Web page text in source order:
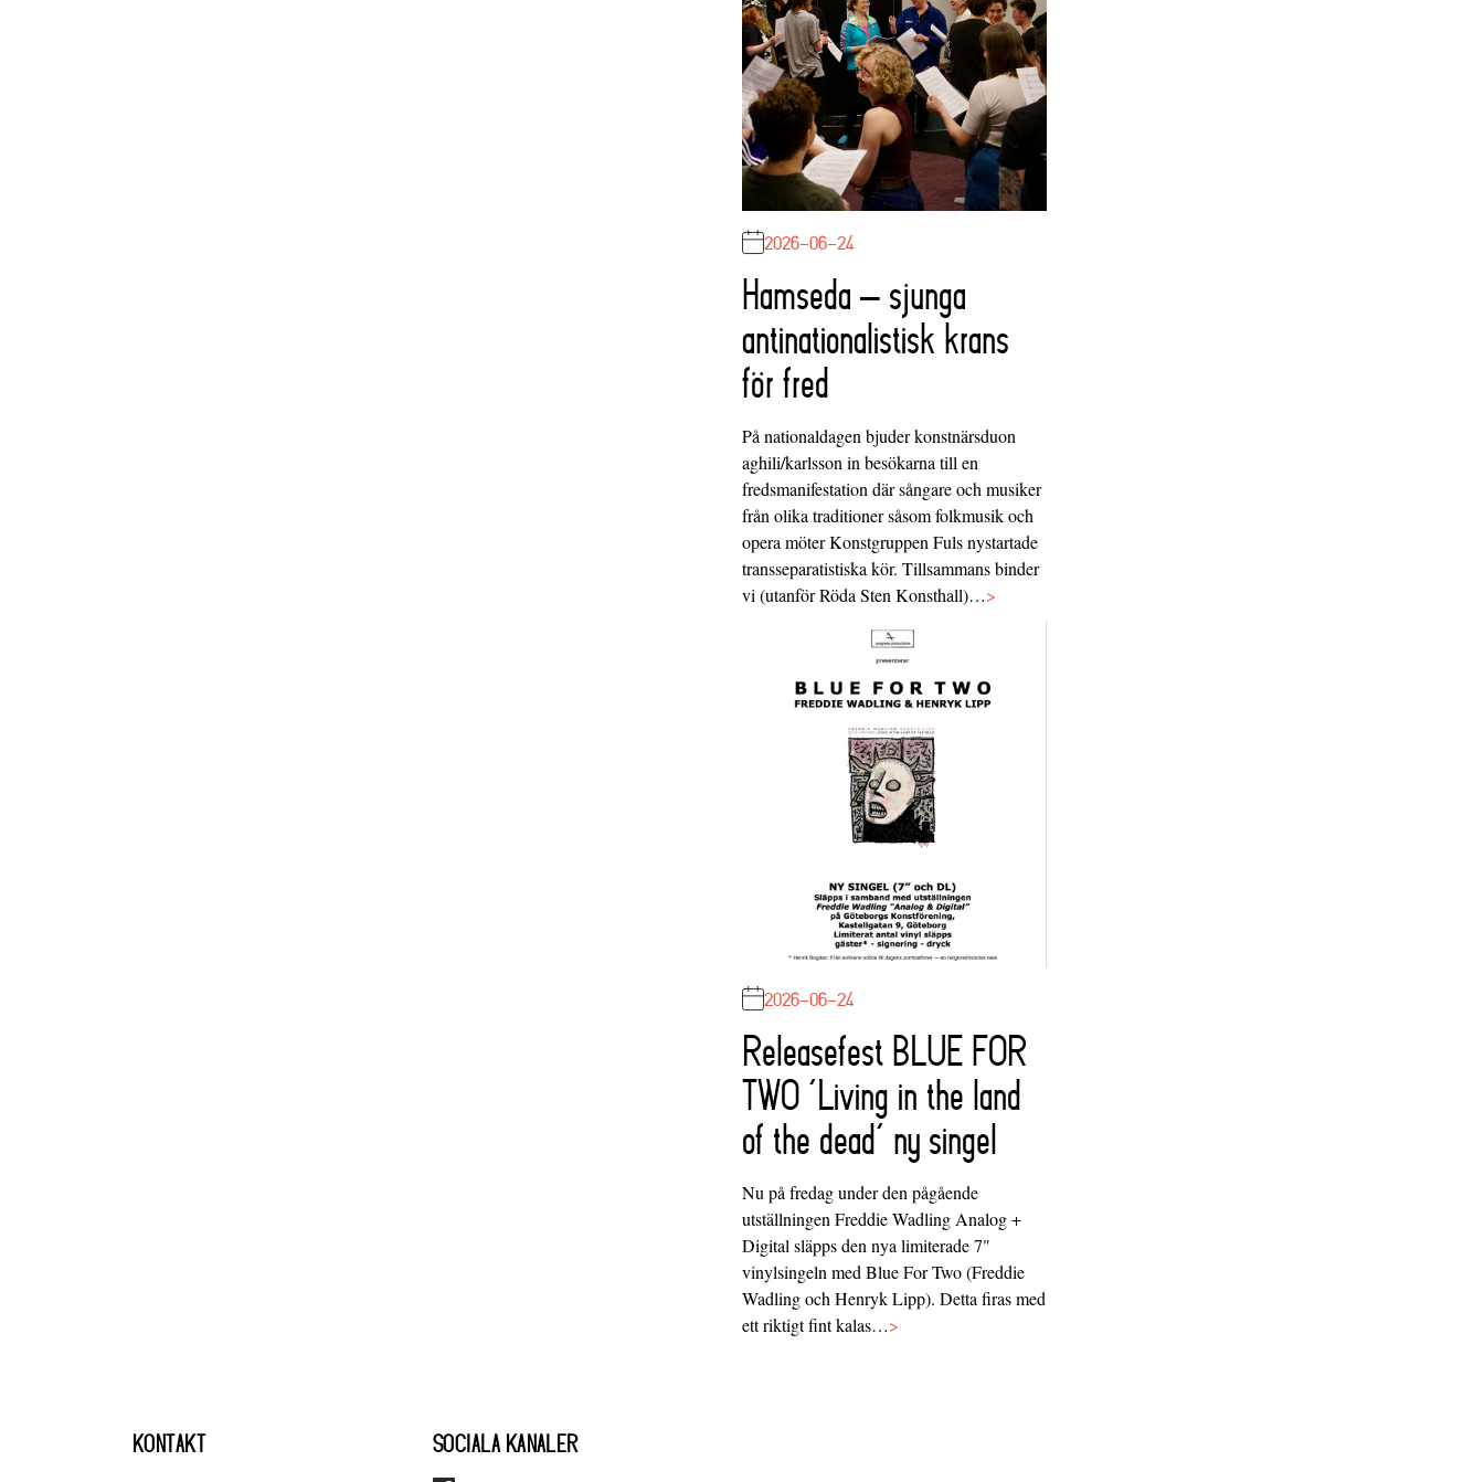
2026-06-24
Hamseda – sjunga
antinationalistisk krans
för fred
På nationaldagen bjuder konstnärsduon
aghili/karlsson in besökarna till en
fredsmanifestation där sångare och musiker
från olika traditioner såsom folkmusik och
opera möter Konstgruppen Fuls nystartade
transseparatistiska kör. Tillsammans binder
vi (utanför Röda Sten Konsthall)…>
2026-06-24
Releasefest BLUE FOR
TWO ‘Living in the land
of the dead’ ny singel
Nu på fredag under den pågående
utställningen Freddie Wadling Analog +
Digital släpps den nya limiterade 7"
vinylsingeln med Blue For Two (Freddie
Wadling och Henryk Lipp). Detta firas med
ett riktigt fint kalas…>
KONTAKT SOCIALA KANALER